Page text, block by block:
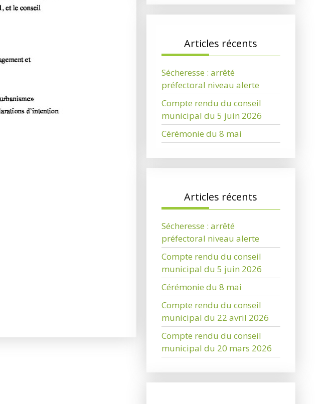
Articles récents
Sécheresse : arrêté
préfectoral niveau alerte
Compte rendu du conseil
municipal du 5 juin 2026
Cérémonie du 8 mai
Articles récents
Sécheresse : arrêté
préfectoral niveau alerte
Compte rendu du conseil
municipal du 5 juin 2026
Cérémonie du 8 mai
Compte rendu du conseil
municipal du 22 avril 2026
Compte rendu du conseil
municipal du 20 mars 2026